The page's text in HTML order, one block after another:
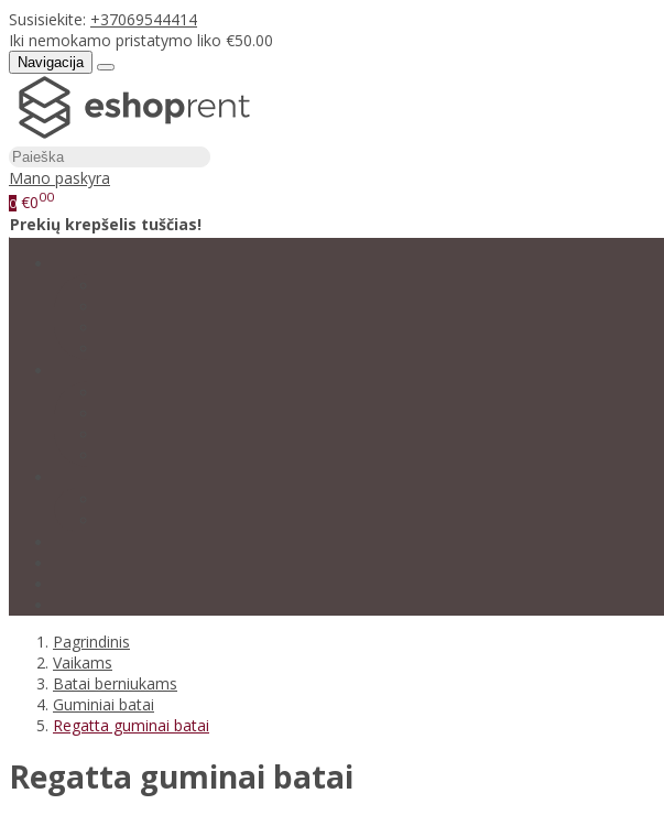
Susisiekite: +37069544414
Iki nemokamo pristatymo liko €50.00
Navigacija
Mano paskyra
0 €000
Prekių krepšelis tuščias!
Pagrindinis
Vaikams
Batai berniukams
Guminiai batai
Regatta guminai batai
Regatta guminai batai